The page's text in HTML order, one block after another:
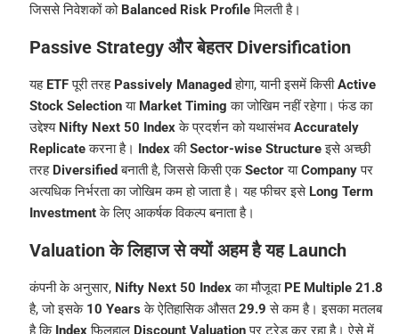
जिससे निवेशकों को Balanced Risk Profileमिलती है।
Passive Strategy और बेहतर Diversification
यह ETFपूरी तरह Passively Managed होगा, यानी इसमें किसीActive
Stock Selectionया Market Timing का जोखिम नहीं रहेगा। फंड का
उद्देश्य Nifty Next 50 Indexके प्रदर्शन को यथासंभवAccurately
Replicateकरना है। IndexकीSector-wise Structureइसे अच्छी
तरह Diversified बनाती है, जिससे किसी एकSectorयाCompanyपर
अत्यधिक निर्भरता का जोखिम कम हो जाता है। यह फीचर इसे Long Term
Investmentके लिए आकर्षक विकल्प बनाता है।
Valuation के लिहाज से क्यों अहम है यह Launch
कंपनी के अनुसार, Nifty Next 50 Indexका मौजूदा PE Multiple 21.8
है, जो इसके 10 Years के ऐतिहासिक औसत29.9 से कम है। इसका मतलब
है कि Indexफिलहाल Discount Valuationपर ट्रेड कर रहा है। ऐसे में